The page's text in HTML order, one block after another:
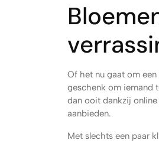
Of het nu gaat om
geschenk om iemand
dan ooit dankzij
aanbieden.
Met slechts een paar